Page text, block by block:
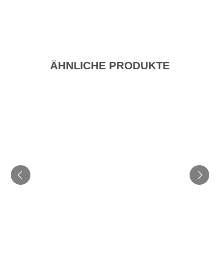
ÄHNLICHE PRODUKTE